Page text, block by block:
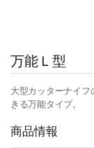
万能Ｌ型
大型カッターナイ
きる万能タイプ。
商品情報